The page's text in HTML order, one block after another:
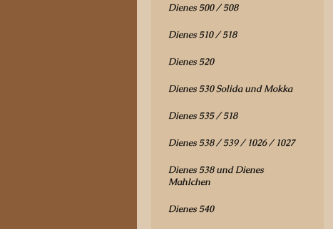
Dienes 500 / 508
Dienes 510 / 518
Dienes 520
Dienes 530 Solida und Mokka
Dienes 535 / 518
Dienes 538 / 539 / 1026 / 1027
Dienes 538 und Dienes
Mahlchen
Dienes 540